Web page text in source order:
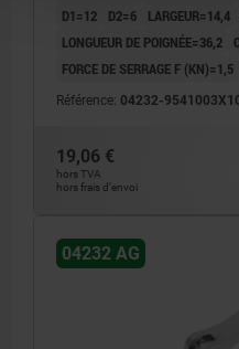
D1=12
D2=6 LARGEUR=14,4
LONGUEUR DE POIGNÉE=36,2
FORCE DE SERRAGE F (KN)=1,5
Référence: 04232-
19,06 €
hors TVA
hors frais d’envoi
04232 AG